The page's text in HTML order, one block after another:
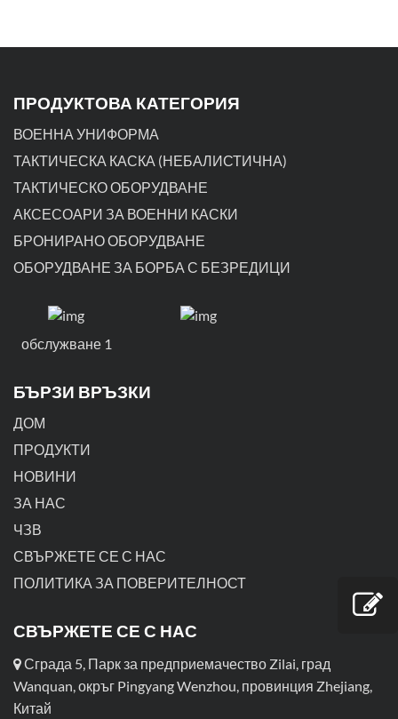
ПРОДУКТОВА КАТЕГОРИЯ
ВОЕННА УНИФОРМА
ТАКТИЧЕСКА КАСКА (НЕБАЛИСТИЧНА)
ТАКТИЧЕСКО ОБОРУДВАНЕ
АКСЕСОАРИ ЗА ВОЕННИ КАСКИ
БРОНИРАНО ОБОРУДВАНЕ
ОБОРУДВАНЕ ЗА БОРБА С БЕЗРЕДИЦИ
обслужване 1
БЪРЗИ ВРЪЗКИ
ДОМ
ПРОДУКТИ
НОВИНИ
ЗА НАС
ЧЗВ
СВЪРЖЕТЕ СЕ С НАС
ПОЛИТИКА ЗА ПОВЕРИТЕЛНОСТ
СВЪРЖЕТЕ СЕ С НАС
Сграда 5, Парк за предприемачество Zilai, град
Wanquan, окръг Pingyang Wenzhou, провинция Zhejiang,
Китай